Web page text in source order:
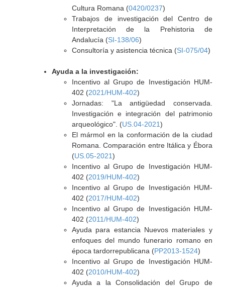
Cultura Romana (0420/0237)
Trabajos de investigación del Centro de
Interpretación de la Prehistoria de
Andalucía (SI-138/06)
Consultoría y asistencia técnica (SI-075/04)
Ayuda a la investigación:
Incentivo al Grupo de Investigación HUM-
402 (2021/HUM-402)
Jornadas: "La antigüedad conservada.
Investigación e integración del patrimonio
arqueológico". (US.04-2021)
El mármol en la conformación de la ciudad
Romana. Comparación entre Itálica y Ébora
(US.05-2021)
Incentivo al Grupo de Investigación HUM-
402 (2019/HUM-402)
Incentivo al Grupo de Investigación HUM-
402 (2017/HUM-402)
Incentivo al Grupo de Investigación HUM-
402 (2011/HUM-402)
Ayuda para estancia Nuevos materiales y
enfoques del mundo funerario romano en
época tardorrepublicana (PP2013-1524)
Incentivo al Grupo de Investigación HUM-
402 (2010/HUM-402)
Ayuda a la Consolidación del Grupo de